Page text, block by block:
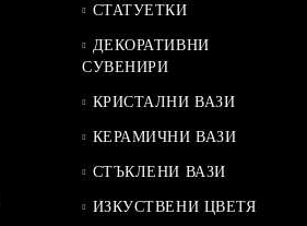
СТАТУЕТКИ
ДЕКОРАТИВНИ
СУВЕНИРИ
КРИСТАЛНИ ВАЗИ
КЕРАМИЧНИ ВАЗИ
СТЪКЛЕНИ ВАЗИ
ИЗКУСТВЕНИ ЦВЕТЯ